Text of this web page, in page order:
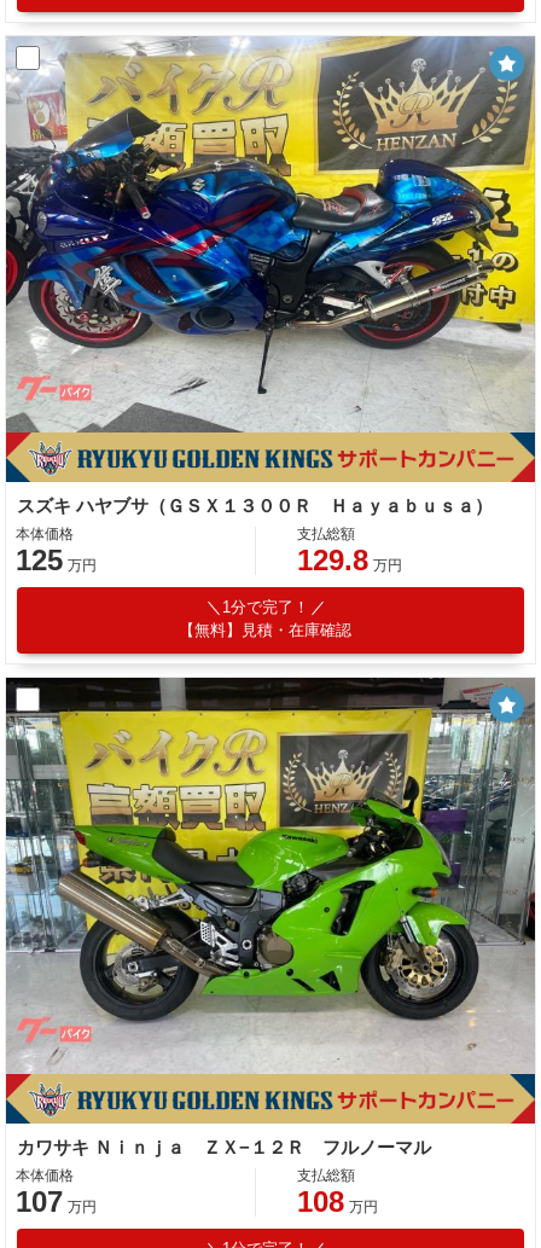
スズキ ハヤブサ（ＧＳＸ１３００Ｒ Ｈａｙａｂｕｓａ）
本体価格
125 万円
支払総額
129.8 万円
1分で完了！
【無料】見積・在庫確認
カワサキ Ｎｉｎｊａ ＺＸ−１２Ｒ フルノーマル
本体価格
107 万円
支払総額
108 万円